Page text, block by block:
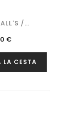
/
-...
€
LA CESTA